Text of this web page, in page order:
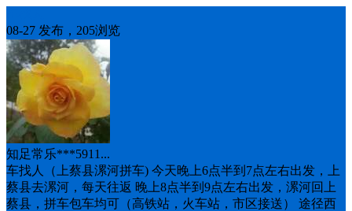
08-27 发布，205浏览
知足常乐***5911...
车找人（上蔡县漯河拼车) 今天晚上6点半到7点左右出发，上
蔡县去漯河，每天往返 晚上8点半到9点左右出发，漯河回上
蔡县，拼车包车均可（高铁站，火车站，市区接送） 途径西